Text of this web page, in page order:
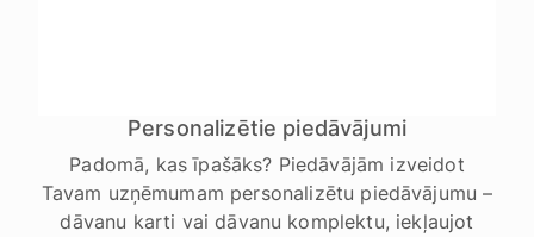
Personalizētie piedāvājumi
Padomā, kas īpašāks? Piedāvājām izveidot
Tavam uzņēmumam personalizētu piedāvājumu –
dāvanu karti vai dāvanu komplektu, iekļaujot